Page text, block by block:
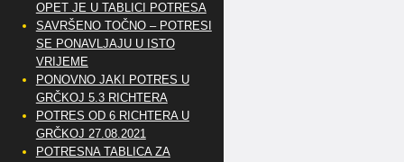
OPET JE U TABLICI POTRESA
SAVRŠENO TOČNO – POTRESI
SE PONAVLJAJU U ISTO
VRIJEME
PONOVNO JAKI POTRES U
GRČKOJ 5.3 RICHTERA
POTRES OD 6 RICHTERA U
GRČKOJ 27.08.2021
POTRESNA TABLICA ZA